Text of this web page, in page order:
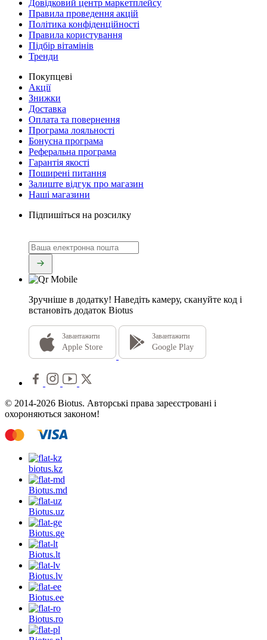
Довідковий центр маркетплейсу
Правила проведення акцій
Політика конфіденційності
Правила користування
Підбір вітамінів
Тренди
Покупцеві
Акції
Знижки
Доставка
Оплата та повернення
Програма лояльності
Бонусна програма
Реферальна програма
Гарантія якості
Поширені питання
Залиште відгук про магазин
Наші магазини
Підпишіться на розсилку
Зручніше в додатку! Наведіть камеру, скануйте код і
встановіть додаток Biotus
Завантажити
Apple Store
Завантажити
Google Play
© 2014-2026 Biotus. Авторські права зареєстровані і
охороняються законом!
biotus.kz
Biotus.md
Biotus.uz
Biotus.ge
Biotus.lt
Biotus.lv
Biotus.ee
Biotus.ro